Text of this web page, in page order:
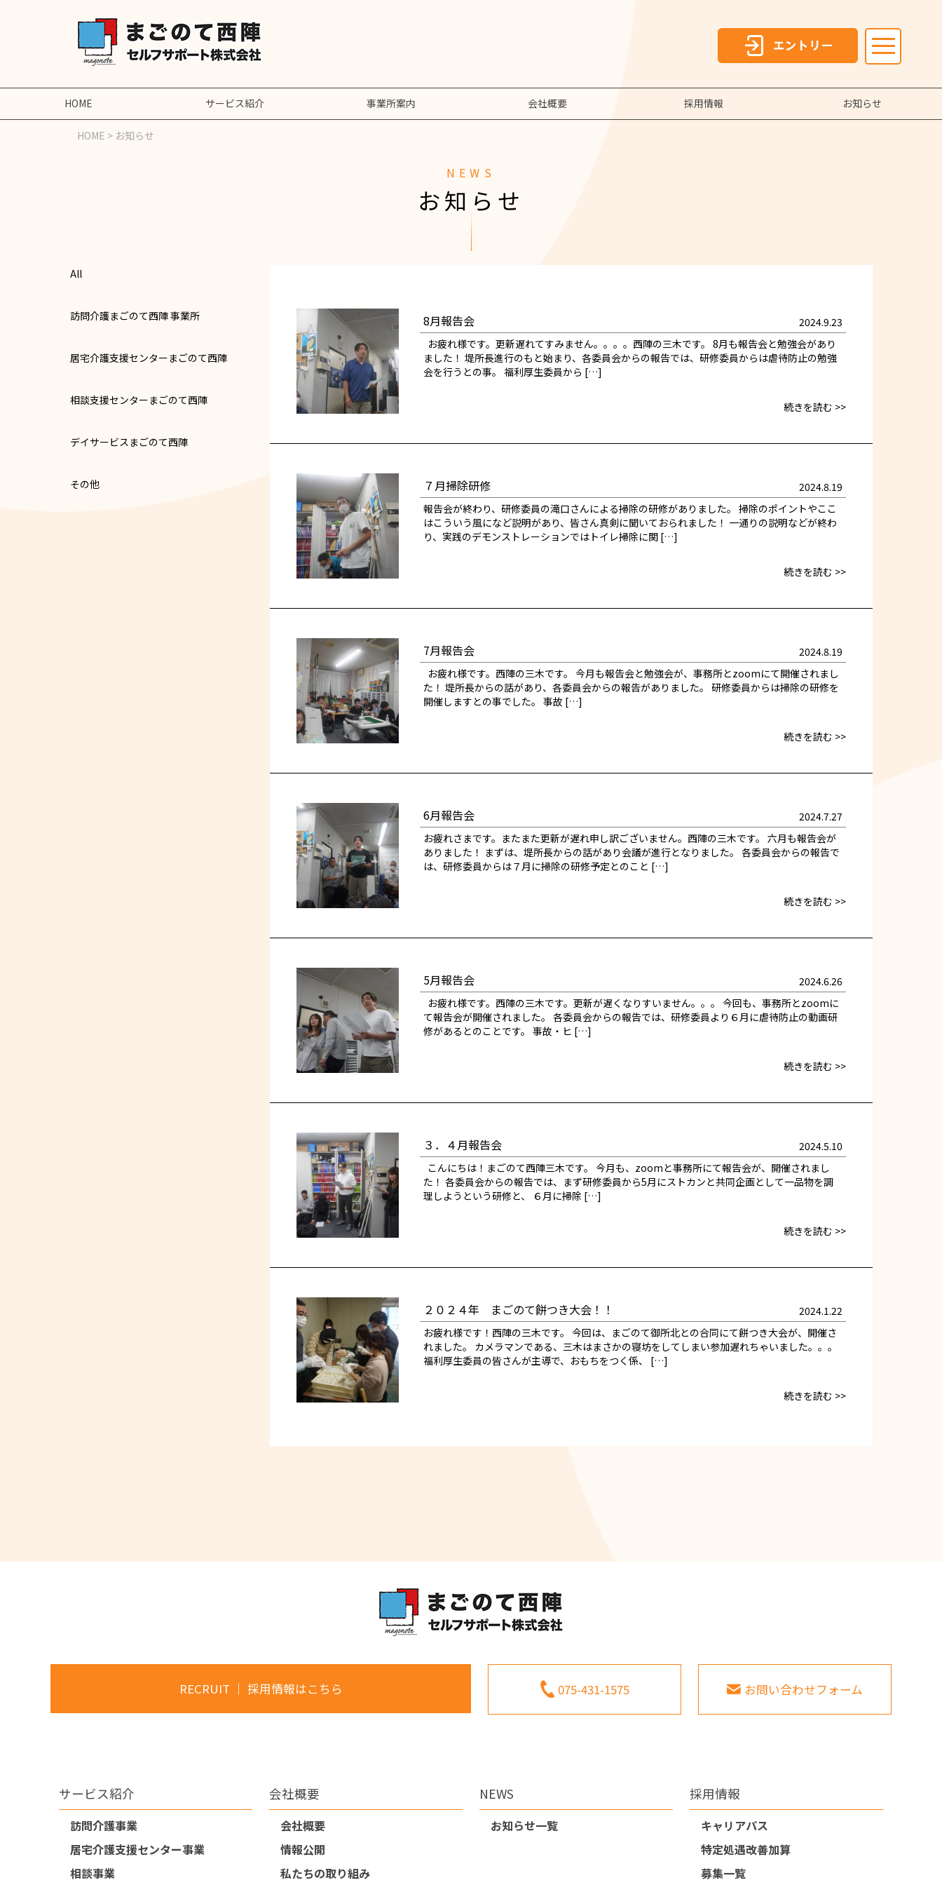
HOME サービス紹介 事業所案内 会社概要 採用情報 お知らせ
HOME > お知らせ
NEWS
お知らせ
All
訪問介護まごのて西陣 事業所
居宅介護支援センターまごのて西陣
相談支援センターまごのて西陣
デイサービスまごのて西陣
その他
8月報告会
2024.9.23
お疲れ様です。更新遅れてすみません。。。。西陣の三木です。 8月も報告会と勉強会があり
ました！ 堤所長進行のもと始まり、各委員会からの報告では、研修委員からは虐待防止の勉強
会を行うとの事。 福利厚生委員から […]
続きを読む >>
７月掃除研修
2024.8.19
報告会が終わり、研修委員の滝口さんによる掃除の研修がありました。 掃除のポイントやここ
はこういう風になど説明があり、皆さん真剣に聞いておられました！ 一通りの説明などが終わ
り、実践のデモンストレーションではトイレ掃除に関 […]
続きを読む >>
7月報告会
2024.8.19
お疲れ様です。西陣の三木です。 今月も報告会と勉強会が、事務所とzoomにて開催されまし
た！ 堤所長からの話があり、各委員会からの報告がありました。 研修委員からは掃除の研修を
開催しますとの事でした。 事故 […]
続きを読む >>
6月報告会
2024.7.27
お疲れさまです。またまた更新が遅れ申し訳ございません。西陣の三木です。 六月も報告会が
ありました！ まずは、堤所長からの話があり会議が進行となりました。 各委員会からの報告で
は、研修委員からは７月に掃除の研修予定とのこと […]
続きを読む >>
5月報告会
2024.6.26
お疲れ様です。西陣の三木です。更新が遅くなりすいません。。。 今回も、事務所とzoomに
て報告会が開催されました。 各委員会からの報告では、研修委員より６月に虐待防止の動画研
修があるとのことです。 事故・ヒ […]
続きを読む >>
３．４月報告会
2024.5.10
こんにちは！まごのて西陣三木です。 今月も、zoomと事務所にて報告会が、開催されまし
た！ 各委員会からの報告では、まず研修委員から5月にストカンと共同企画として一品物を調
理しようという研修と、 ６月に掃除 […]
続きを読む >>
２０２４年 まごのて餅つき大会！！
2024.1.22
お疲れ様です！西陣の三木です。 今回は、まごのて御所北との合同にて餅つき大会が、開催さ
れました。 カメラマンである、三木はまさかの寝坊をしてしまい参加遅れちゃいました。。。
福利厚生委員の皆さんが主導で、おもちをつく係、 […]
続きを読む >>
RECRUIT ｜ 採用情報はこちら 075-431-1575 お問い合わせフォーム
サービス紹介
訪問介護事業
居宅介護支援センター事業
相談事業
会社概要
会社概要
情報公開
私たちの取り組み
NEWS
お知らせ一覧
採用情報
キャリアパス
特定処遇改善加算
募集一覧